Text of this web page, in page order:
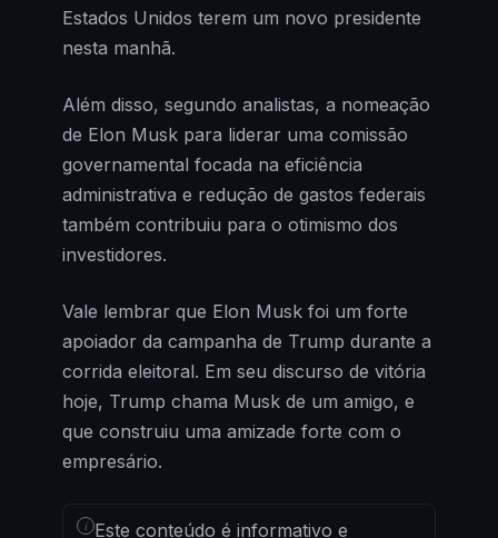
Estados Unidos terem um novo presidente
nesta manhã.
Além disso, segundo analistas, a nomeação
de Elon Musk para liderar uma comissão
governamental focada na eficiência
administrativa e redução de gastos federais
também contribuiu para o otimismo dos
investidores.
Vale lembrar que Elon Musk foi um forte
apoiador da campanha de Trump durante a
corrida eleitoral. Em seu discurso de vitória
hoje, Trump chama Musk de um amigo, e
que construiu uma amizade forte com o
empresário.
i Este conteúdo é informativo e